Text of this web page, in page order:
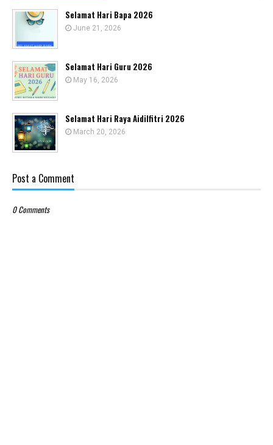
Selamat Hari Bapa 2026
June 21, 2026
Selamat Hari Guru 2026
May 16, 2026
Selamat Hari Raya Aidilfitri 2026
March 20, 2026
Post a Comment
0 Comments